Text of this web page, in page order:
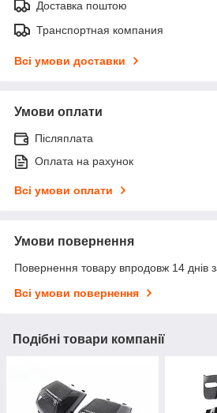
Доставка поштою
Транспортная компания
Всі умови доставки
Умови оплати
Післяплата
Оплата на рахунок
Всі умови оплати
Умови повернення
Повернення товару впродовж 14 днів
Всі умови повернення
Подібні товари компанії